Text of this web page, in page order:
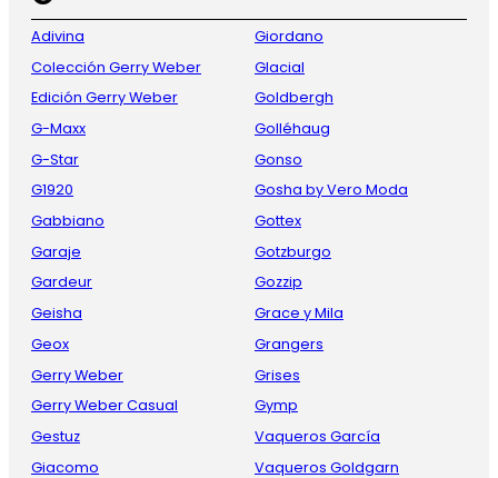
Adivina
Colección Gerry Weber
Edición Gerry Weber
G-Maxx
G-Star
G1920
Gabbiano
Garaje
Gardeur
Geisha
Geox
Gerry Weber
Gerry Weber Casual
Gestuz
Giacomo
Giordano
Glacial
Goldbergh
Golléhaug
Gonso
Gosha by Vero Moda
Gottex
Gotzburgo
Gozzip
Grace y Mila
Grangers
Grises
Gymp
Vaqueros García
Vaqueros Goldgarn